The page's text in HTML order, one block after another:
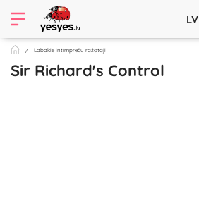
LV
Labākie intīmpreču ražotāji
Sir Richard's Control